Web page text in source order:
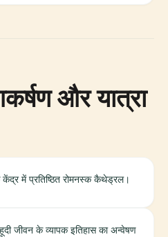
और यात्रा
में प्रतिष्ठित रोमनस्क कैथेड्रल।
जीवन के व्यापक इतिहास का अन्वेषण